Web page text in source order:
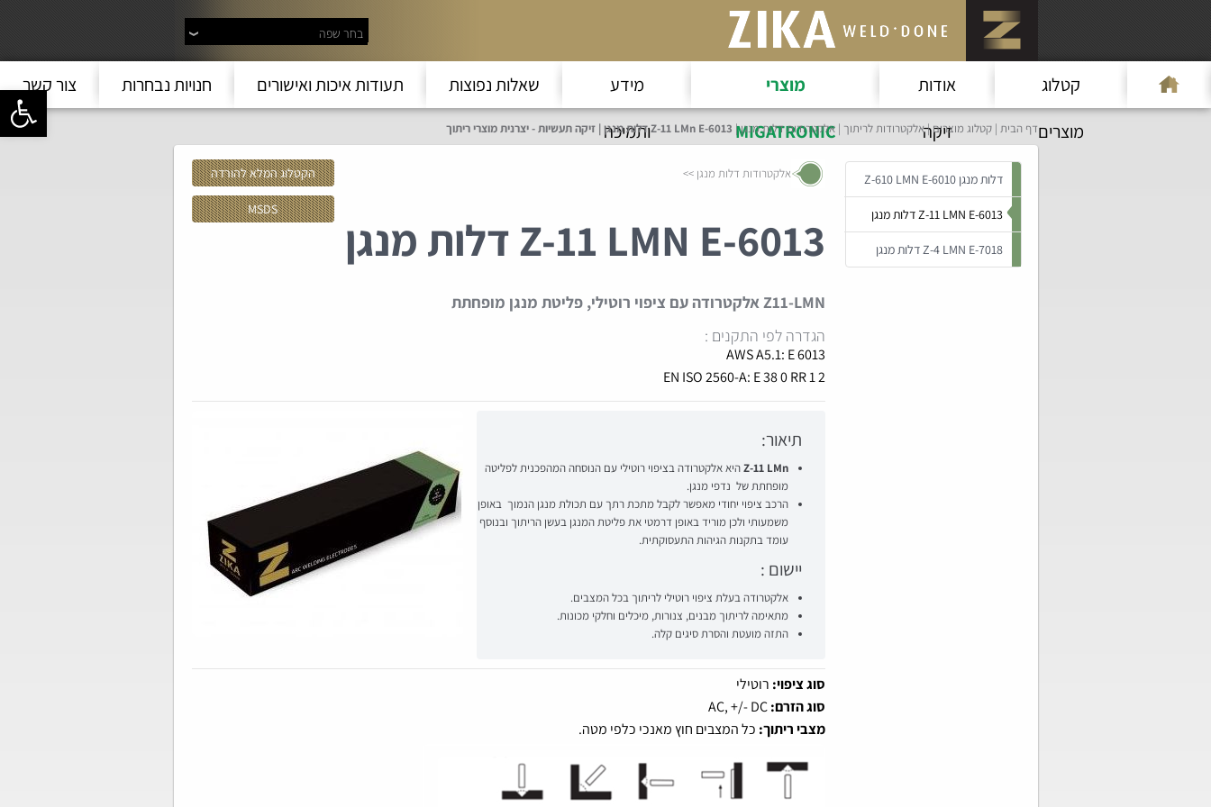
פתח
בחר שפה
קטלוג
מוצרים
אודות
זיקה
מוצרי
MIGATRONIC
מידע
ותמיכה
שאלות נפוצות תעודות איכות ואישורים חנויות נבחרות צור קשר
דף הבית קטלוג מוצרים אלקטרודות לריתוך אלקטרודות דלות מנגן Z-11 LMn E-6013 דלות מנגן | זיקה תעשיות - יצרנית מוצרי ריתוך
דלות מנגן Z-610 LMN E-6010
Z-11 LMN E-6013 דלות מנגן
Z-4 LMN E-7018 דלות מנגן
אלקטרודות דלות מנגן הקטלוג המלא להורדה
MSDS
Z-11 LMN E-6013 דלות מנגן
Z11-LMNאלקטרודה עם ציפוי רוטילי, פליטת מנגן מופחתת
הגדרה לפי התקנים :
AWS A5.1: E 6013
EN ISO 2560-A: E 38 0 RR 1 2
תיאור:
Z-11 LMn היא אלקטרודה בציפוי רוטילי עם הנוסחה המהפכנית לפליטה
מופחתת של נדפי מנגן.
הרכב ציפוי יחודי מאפשר לקבל מתכת רתך עם תכולת מנגן הנמוך באופן
משמעותי ולכן מוריד באופן דרמטי את פליטת המנגן בעשן הריתוך ובנוסף
עומד בתקנות הגיהות התעסוקתית.
יישום :
אלקטרודה בעלת ציפוי רוטילי לריתוך בכל המצבים.
מתאימה לריתוך מבנים, צנורות, מיכלים וחלקי מכונות.
התזה מועטת והסרת סיגים קלה.
סוג ציפוי: רוטילי
סוג הזרם:AC, +/- DC
מצבי ריתוך: כל המצבים חוץ מאנכי כלפי מטה.